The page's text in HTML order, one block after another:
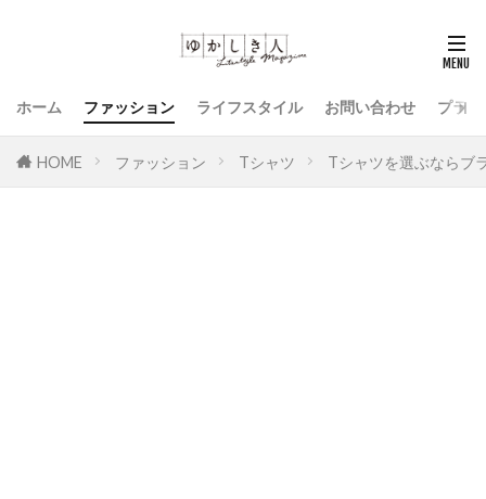
ホーム ファッション ライフスタイル お問い合わせ プラ
HOME ファッション Tシャツ Tシャツを選ぶならブ